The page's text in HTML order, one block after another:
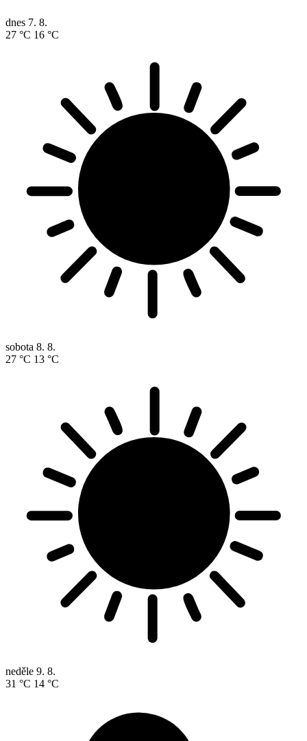
dnes 7. 8.
27 °C 16 °C
sobota 8. 8.
27 °C 13 °C
neděle 9. 8.
31 °C 14 °C